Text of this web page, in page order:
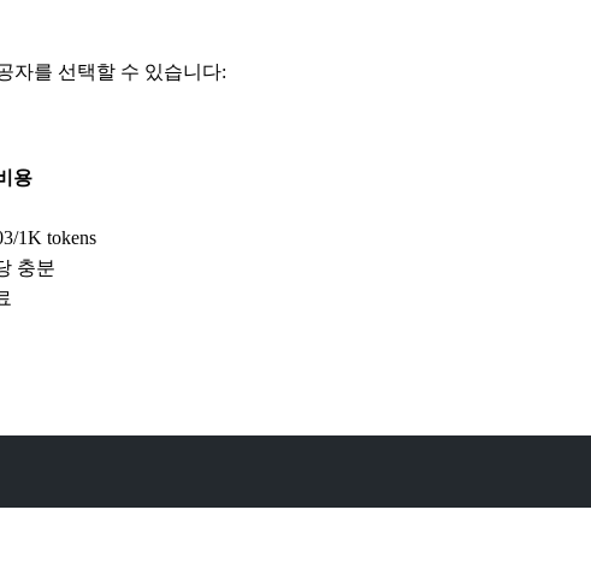
자를 선택할 수 있습니다:
용
1K tokens
충분